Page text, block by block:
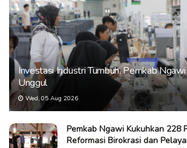
Investasi Industri Tumbuh, Pemkab
Unggul
Wed, 05 Aug 2026
Pemkab Ngawi Kukuhkan 228
Reformasi Birokrasi dan